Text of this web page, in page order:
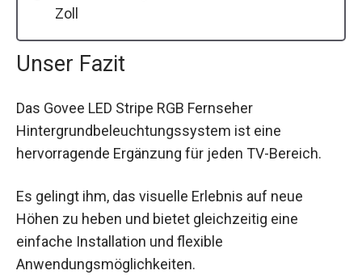
Zoll
Unser Fazit
Das Govee LED Stripe RGB Fernseher
Hintergrundbeleuchtungssystem ist eine
hervorragende Ergänzung für jeden TV-Bereich.
Es gelingt ihm, das visuelle Erlebnis auf neue
Höhen zu heben und bietet gleichzeitig eine
einfache Installation und flexible
Anwendungsmöglichkeiten.